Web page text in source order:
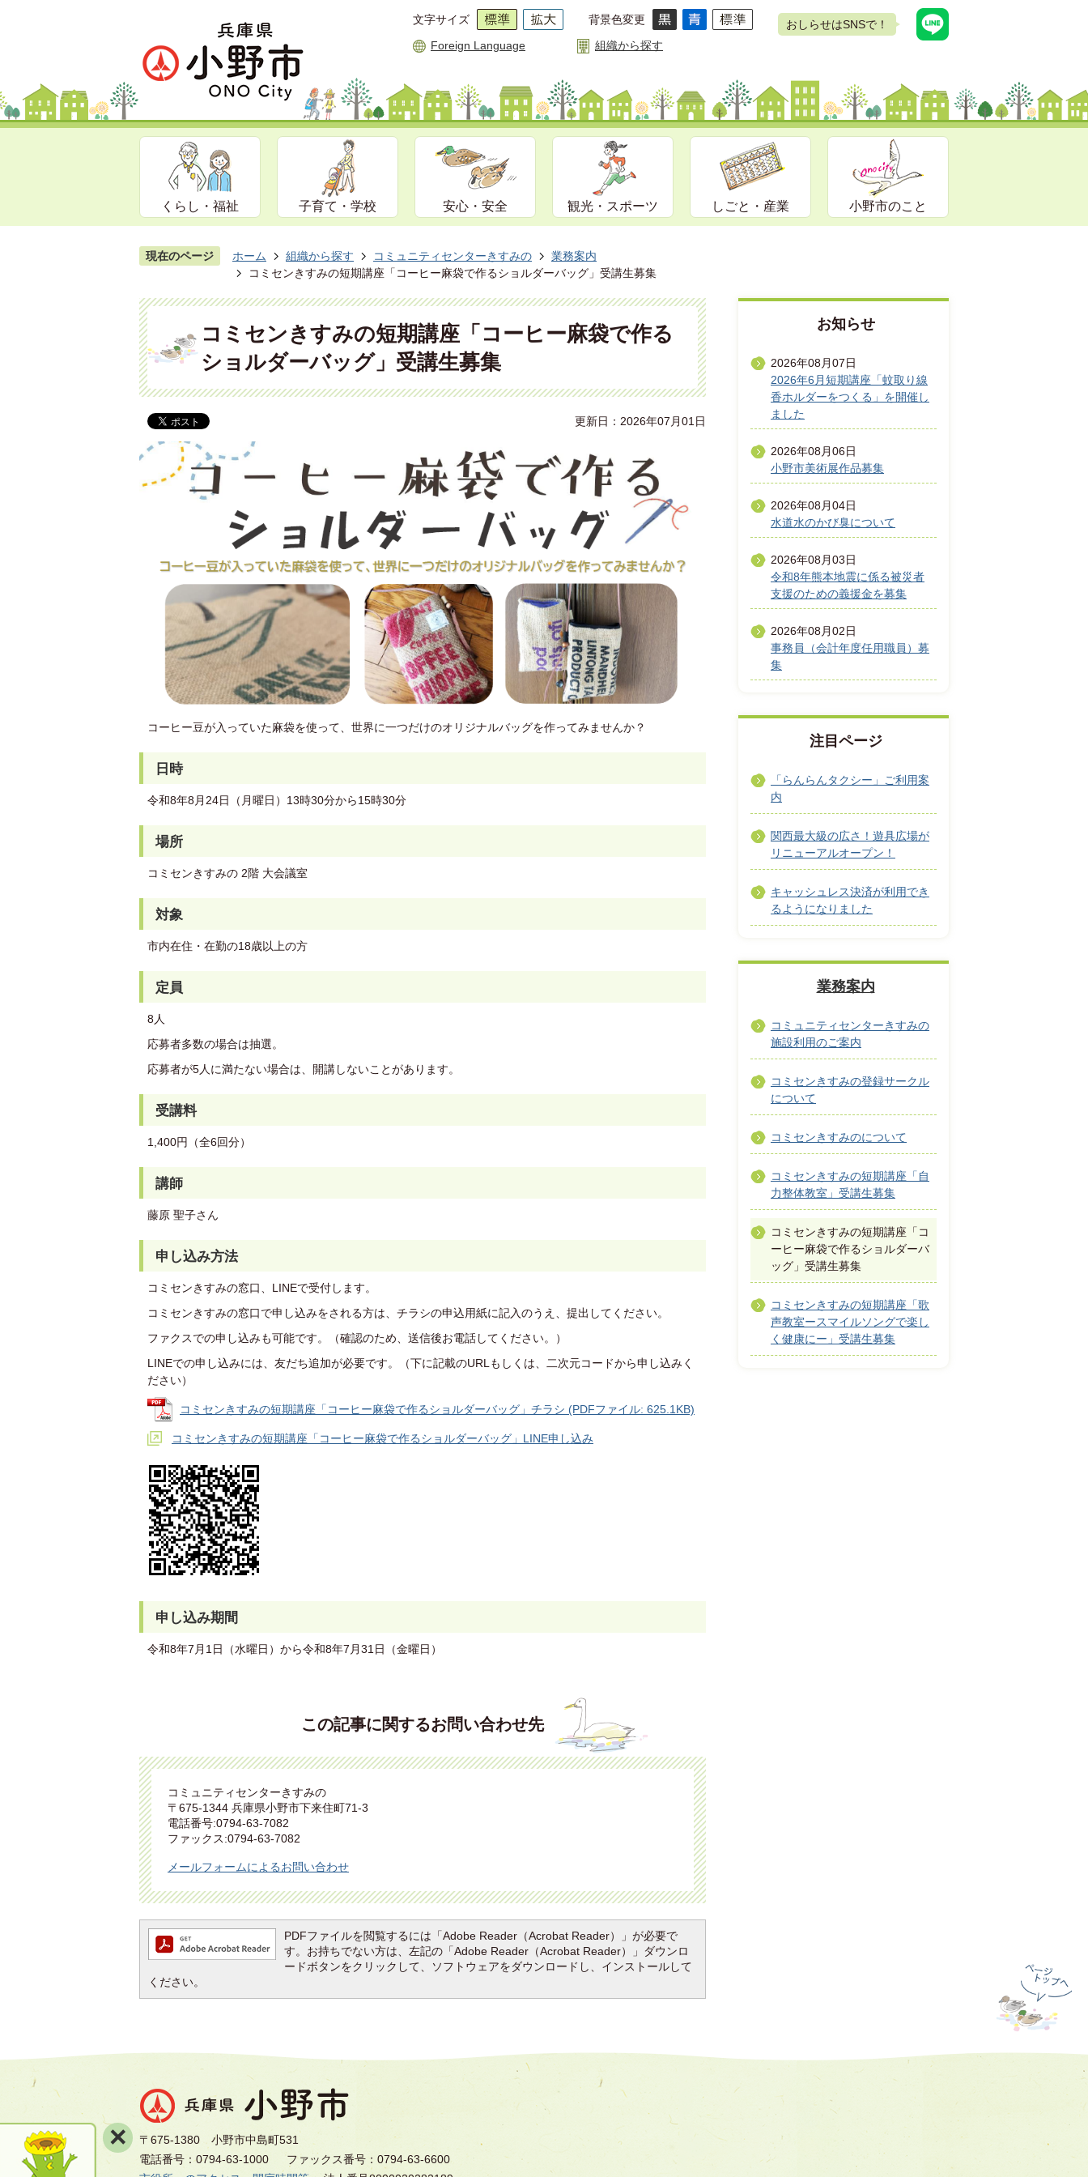
文字サイズ 背景色変更
Foreign Language 組織から探す
おしらせはSNSで！
くらし・福祉 子育て・学校 安心・安全 観光・スポーツ しごと・産業 小野市のこと
現在のページ ホーム 組織から探す コミュニティセンターきすみの
業務案内
コミセンきすみの短期講座「コーヒー麻袋で作るショルダーバッグ」受講生募集
コミセンきすみの短期講座「コーヒー麻袋で作る
ショルダーバッグ」受講生募集
更新日：2026年07月01日
コーヒー豆が入っていた麻袋を使って、世界に一つだけのオリジナルバッグを作ってみませんか？
日時
令和8年8月24日（月曜日）13時30分から15時30分
場所
コミセンきすみの 2階 大会議室
対象
市内在住・在勤の18歳以上の方
定員
8人
応募者多数の場合は抽選。
応募者が5人に満たない場合は、開講しないことがあります。
受講料
1,400円（全6回分）
講師
藤原 聖子さん
申し込み方法
コミセンきすみの窓口、LINEで受付します。
コミセンきすみの窓口で申し込みをされる方は、チラシの申込用紙に記入のうえ、提出してください。
ファクスでの申し込みも可能です。（確認のため、送信後お電話してください。）
LINEでの申し込みには、友だち追加が必要です。（下に記載のURLもしくは、二次元コードから申し込みく
ださい）
コミセンきすみの短期講座「コーヒー麻袋で作るショルダーバッグ」チラシ (PDFファイル: 625.1KB)
コミセンきすみの短期講座「コーヒー麻袋で作るショルダーバッグ」LINE申し込み
申し込み期間
令和8年7月1日（水曜日）から令和8年7月31日（金曜日）
この記事に関するお問い合わせ先
コミュニティセンターきすみの
〒675-1344 兵庫県小野市下来住町71-3
電話番号:0794-63-7082
ファックス:0794-63-7082
メールフォームによるお問い合わせ
PDFファイルを閲覧するには「Adobe Reader（Acrobat Reader）」が必要で
す。お持ちでない方は、左記の「Adobe Reader（Acrobat Reader）」ダウンロ
ードボタンをクリックして、ソフトウェアをダウンロードし、インストールして
ください。
お知らせ
2026年08月07日
2026年6月短期講座「蚊取り線
香ホルダーをつくる」を開催し
ました
2026年08月06日
小野市美術展作品募集
2026年08月04日
水道水のかび臭について
2026年08月03日
令和8年熊本地震に係る被災者
支援のための義援金を募集
2026年08月02日
事務員（会計年度任用職員）募
集
注目ページ
「らんらんタクシー」ご利用案
内
関西最大級の広さ！遊具広場が
リニューアルオープン！
キャッシュレス決済が利用でき
るようになりました
業務案内
コミュニティセンターきすみの
施設利用のご案内
コミセンきすみの登録サークル
について
コミセンきすみのについて
コミセンきすみの短期講座「自
力整体教室」受講生募集
コミセンきすみの短期講座「コ
ーヒー麻袋で作るショルダーバ
ッグ」受講生募集
コミセンきすみの短期講座「歌
声教室ースマイルソングで楽し
く健康にー」受講生募集
〒675-1380 小野市中島町531
電話番号：0794-63-1000
ファックス番号：0794-63-6600
×